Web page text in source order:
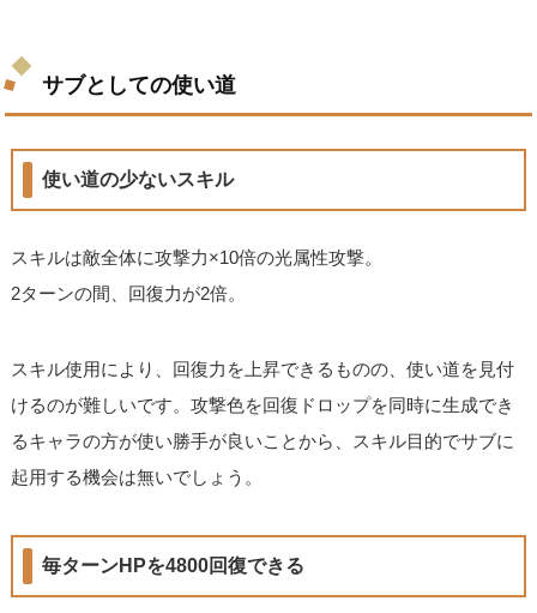
サブとしての使い道
使い道の少ないスキル
スキルは敵全体に攻撃力×10倍の光属性攻撃。
2ターンの間、回復力が2倍。
スキル使用により、回復力を上昇できるものの、使い道を見付
けるのが難しいです。攻撃色を回復ドロップを同時に生成でき
るキャラの方が使い勝手が良いことから、スキル目的でサブに
起用する機会は無いでしょう。
毎ターンHPを4800回復できる